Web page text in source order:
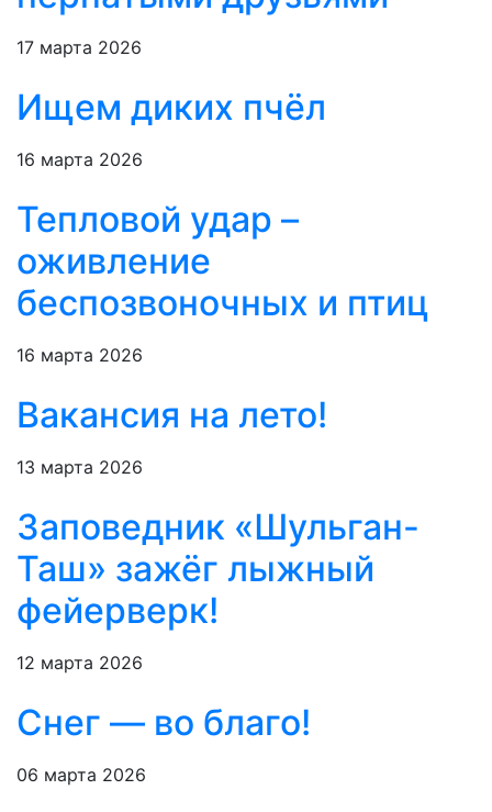
17 марта 2026
Ищем диких пчёл
16 марта 2026
Тепловой удар –
оживление
беспозвоночных и птиц
16 марта 2026
Вакансия на лето!
13 марта 2026
Заповедник «Шульган-
Таш» зажёг лыжный
фейерверк!
12 марта 2026
Снег — во благо!
06 марта 2026